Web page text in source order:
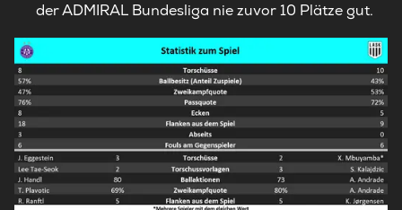
der ADMIRAL Bundesliga nie zuvor 10 Plätze gut.